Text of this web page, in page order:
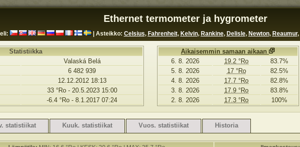
Ethernet termometer ja hygrometer
| Asteikko: Celsius, Fahrenheit, Kelvin, Rankine, Delisle, Newton, Reaumur,
Statistiikka
Valaská Belá
6 482 939
12.12.2012 18:13
33 °Ro - 20.5.2023 15:00
-6.4 °Ro - 8.1.2017 07:24
Aikaisemmin samaan aikaan
6. 8. 2026
19.2 °Ro
83.7%
5. 8. 2026
17 °Ro
82.5%
4. 8. 2026
17.7 °Ro
82.8%
3. 8. 2026
17.9 °Ro
83.8%
2. 8. 2026
17.3 °Ro 100%
statistiikat Kuuk. statistiikat Vuos. statistiikat Historia